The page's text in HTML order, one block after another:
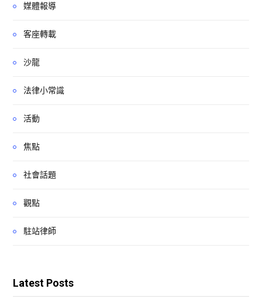
媒體報導
客座轉載
沙龍
法律小常識
活動
焦點
社會話題
觀點
駐站律師
Latest Posts